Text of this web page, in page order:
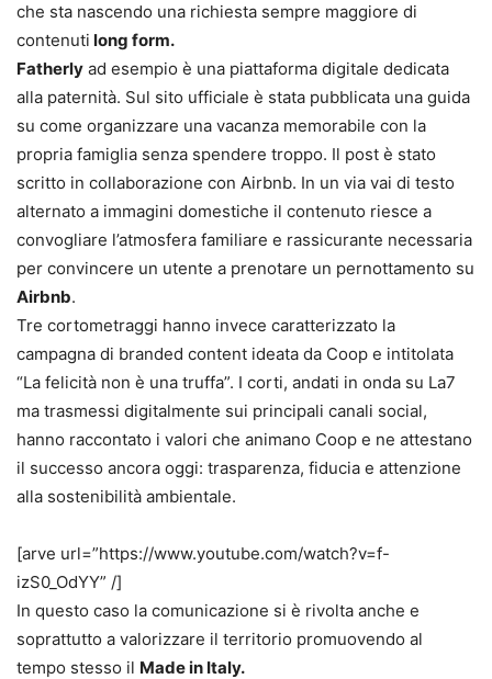
che sta nascendo una richiesta sempre maggiore di
contenuti long form.
Fatherly ad esempio è una piattaforma digitale dedicata
alla paternità. Sul sito ufficiale è stata pubblicata una guida
su come organizzare una vacanza memorabile con la
propria famiglia senza spendere troppo. Il post è stato
scritto in collaborazione con Airbnb. In un via vai di testo
alternato a immagini domestiche il contenuto riesce a
convogliare l’atmosfera familiare e rassicurante necessaria
per convincere un utente a prenotare un pernottamento su
Airbnb.
Tre cortometraggi hanno invece caratterizzato la
campagna di branded content ideata da Coop e intitolata
“La felicità non è una truffa”. I corti, andati in onda su La7
ma trasmessi digitalmente sui principali canali social,
hanno raccontato i valori che animano Coop e ne attestano
il successo ancora oggi: trasparenza, fiducia e attenzione
alla sostenibilità ambientale.
[arve url=”https://www.youtube.com/watch?v=f-
izS0_OdYY” /]
In questo caso la comunicazione si è rivolta anche e
soprattutto a valorizzare il territorio promuovendo al
tempo stesso il Made in Italy.